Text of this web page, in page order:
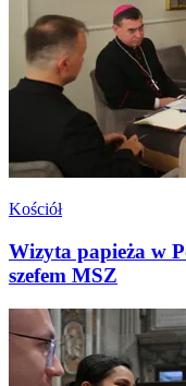
Kościół
Wizyta papieża w
szefem MSZ